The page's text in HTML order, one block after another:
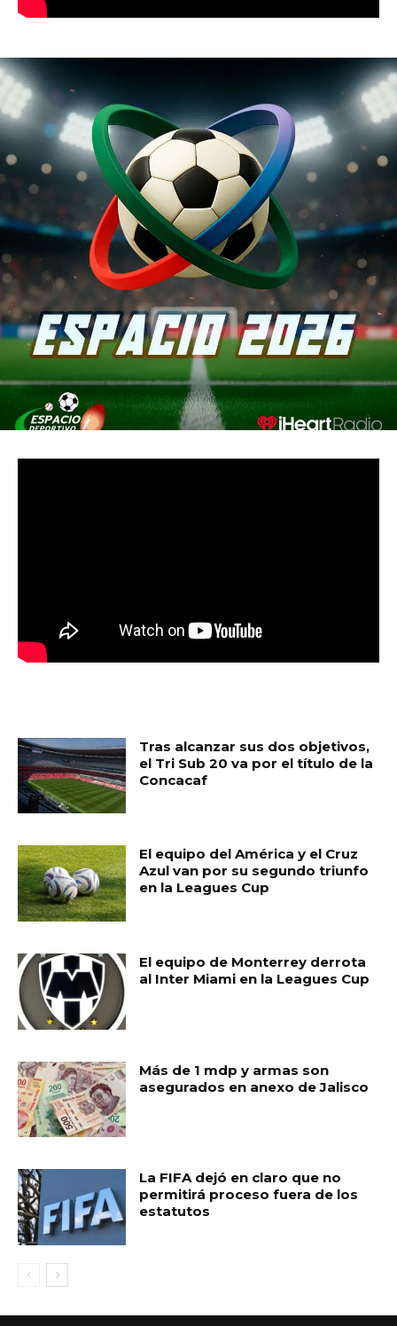
Tras alcanzar sus dos objetivos,
el Tri Sub 20 va por el título de la
Concacaf
El equipo del América y el Cruz
Azul van por su segundo triunfo
en la Leagues Cup
El equipo de Monterrey derrota
al Inter Miami en la Leagues Cup
Más de 1 mdp y armas son
asegurados en anexo de Jalisco
La FIFA dejó en claro que no
permitirá proceso fuera de los
estatutos